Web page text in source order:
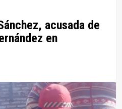
acusada de
en